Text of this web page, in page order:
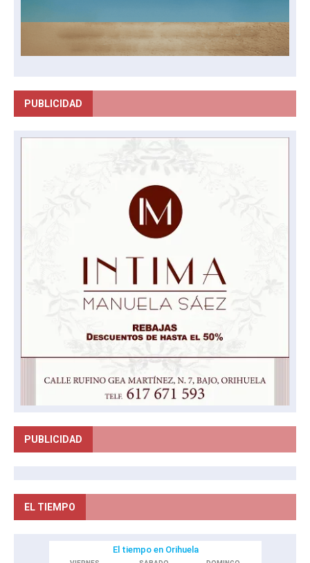
PUBLICIDAD
PUBLICIDAD
EL TIEMPO